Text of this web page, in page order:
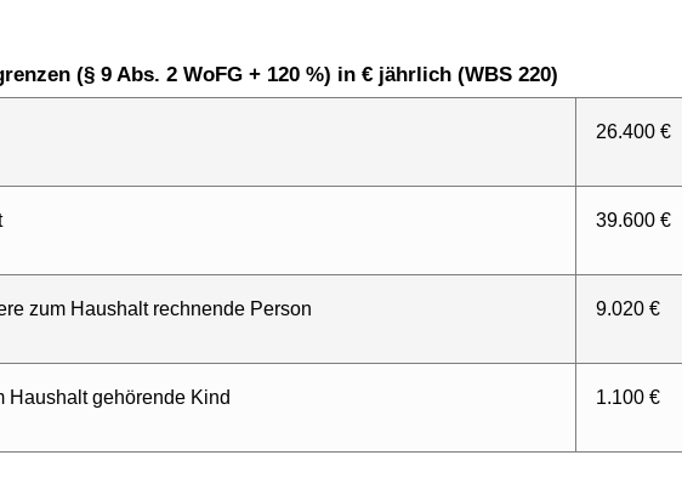
(§ 9 Abs. 2 WoFG + 120 %) in € jährlich (WBS 220)
26.400 €
39.600 €
zum Haushalt rechnende Person 9.020 €
Haushalt gehörende Kind 1.100 €